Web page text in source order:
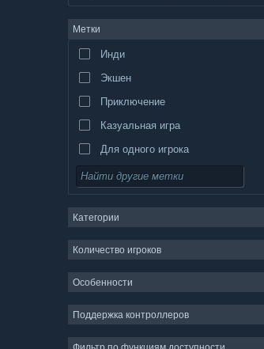
испанский — Испания
испанский — Латинская Америка
Метки
Инди
Экшен
Приключение
Казуальная игра
Для одного игрока
Симулятор
Стратегия
Бесплатная игра
Категории
Количество игроков
Особенности
Поддержка контроллеров